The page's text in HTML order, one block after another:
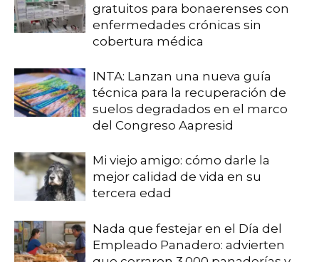
gratuitos para bonaerenses con
enfermedades crónicas sin
cobertura médica
INTA: Lanzan una nueva guía
técnica para la recuperación de
suelos degradados en el marco
del Congreso Aapresid
Mi viejo amigo: cómo darle la
mejor calidad de vida en su
tercera edad
Nada que festejar en el Día del
Empleado Panadero: advierten